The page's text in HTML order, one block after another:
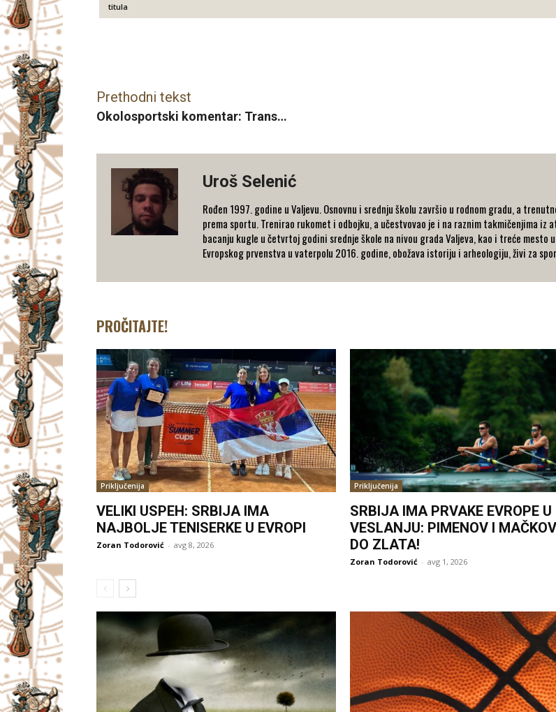
titula
Prethodni tekst
Okolosportski komentar: Trans…
Uroš Selenić
Rođen 1997. godine u Valjevu. Osnovnu i srednju školu završio u rodnom gradu, a
prema sportu. Trenirao rukomet i odbojku, a učestvovao je i na raznim takmičenjima
bacanju kugle u četvrtoj godini srednje škole na nivou grada Valjeva, kao i treće
Evropskog prvenstva u vaterpolu 2016. godine, obožava istoriju i arheologiju, živi za
PROČITAJTE!
Priključenija
VELIKI USPEH: SRBIJA IMA
NAJBOLJE TENISERKE U EVROPI
Zoran Todorović - avg 8, 2026
Priključenija
SRBIJA IMA PRVAKE EVROPE U
VESLANJU: PIMENOV I
DO ZLATA!
Zoran Todorović - avg 1, 2026